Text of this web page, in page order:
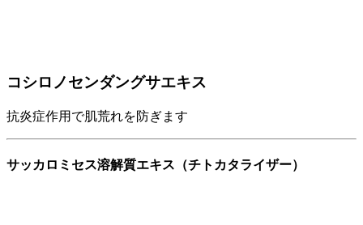
コシロノセンダングサエキス
抗炎症作用で肌荒れを防ぎます
サッカロミセス溶解質エキス（チトカタライザー）